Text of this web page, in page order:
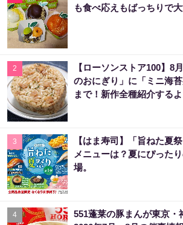
も食べ応えもばっちりで大
2
【ローソンストア100】8
のおにぎり」に「ミニ海
まで！新作全種紹介するよ
3
【はま寿司】「旨ねた夏
メニューは？夏にぴった
場。
4
551蓬莱の豚まんが東京・